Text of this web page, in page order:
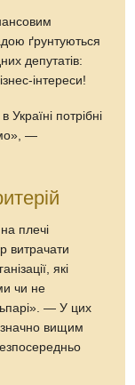
ґрунтуються
депутатів:
інтереси!
потрібні
—
плечі
витрачати
які
чи не
— У цих
значно вищим